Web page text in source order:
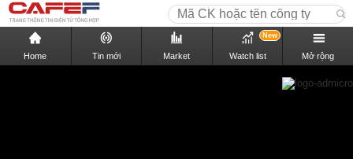
Home Tin mới Market Watch list
New
Mở rộng